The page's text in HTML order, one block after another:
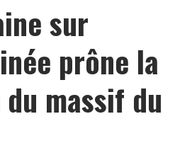
sur
prône la
massif du